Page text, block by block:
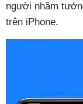
người nhầm
trên iPhone.